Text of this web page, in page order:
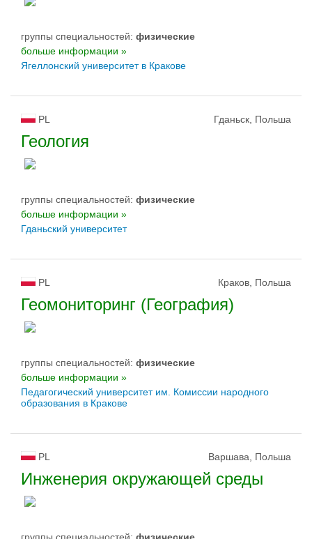
группы специальностей: физическиe
больше информации »
Ягеллонский университет в Кракове
PL Гданьск, Польша
Геология
группы специальностей: физическиe
больше информации »
Гданьский университет
PL Краков, Польша
Геомониторинг (География)
группы специальностей: физическиe
больше информации »
Педагогический университет им. Комиссии народного
образования в Кракове
PL Варшава, Польша
Инженерия окружающей среды